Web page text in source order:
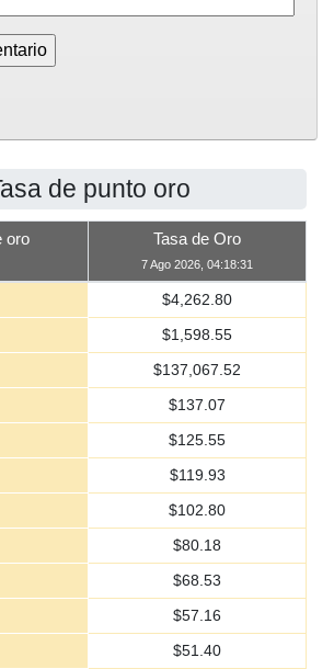
de punto oro
oro Tasa de Oro
7 Ago 2026, 04:18:31
$4,262.80
$1,598.55
$137,067.52
$137.07
$125.55
$119.93
$102.80
$80.18
$68.53
$57.16
$51.40